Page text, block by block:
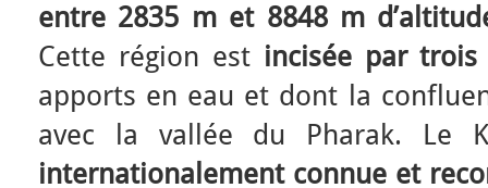
entre 2835 m et 8848 m
Cette région est incisée par
apports en eau et dont la
avec la vallée du Pharak. Le
internationalement connue et